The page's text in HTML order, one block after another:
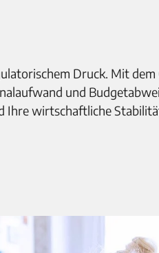
Druck. Mit
und
Ihre wirtschaftliche